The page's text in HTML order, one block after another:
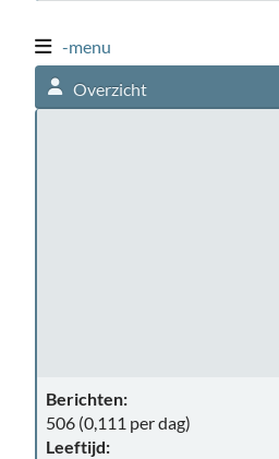
-menu
Overzicht
Berichten:
506 (0,111 per dag)
Leeftijd: